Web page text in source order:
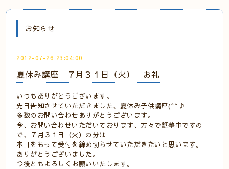
お知らせ
2012-07-26 23:04:00
夏休み講座 ７月３１日（火） お礼
いつもありがとうございます。
先日告知させていただきました、夏休み子供講座(^^♪
多数のお問い合わせありがとうございます。
今、お問い合わせいただいております、方々で調整中ですの
で、７月３１日（火）の分は
本日をもって受付を締め切らせていただきたいと思います。
ありがとうございました。
今後ともよろしくお願いいたします。